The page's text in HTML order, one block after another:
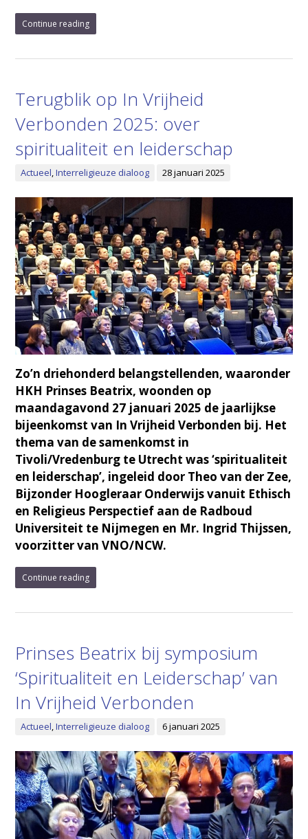
Continue reading
Terugblik op In Vrijheid
Verbonden 2025: over
spiritualiteit en leiderschap
Actueel,Interreligieuze dialoog 28 januari 2025
Zo’n driehonderd belangstellenden, waaronder
HKH Prinses Beatrix, woonden op
maandagavond 27 januari 2025 de jaarlijkse
bijeenkomst van In Vrijheid Verbonden bij. Het
thema van de samenkomst in
Tivoli/Vredenburg te Utrecht was ‘spiritualiteit
en leiderschap’, ingeleid door Theo van der Zee,
Bijzonder Hoogleraar Onderwijs vanuit Ethisch
en Religieus Perspectief aan de Radboud
Universiteit te Nijmegen en Mr. Ingrid Thijssen,
voorzitter van VNO/NCW.
Continue reading
Prinses Beatrix bij symposium
‘Spiritualiteit en Leiderschap’ van
In Vrijheid Verbonden
Actueel,Interreligieuze dialoog 6 januari 2025